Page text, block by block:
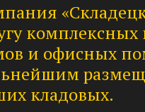
комплексных
и офисных
кладовых.